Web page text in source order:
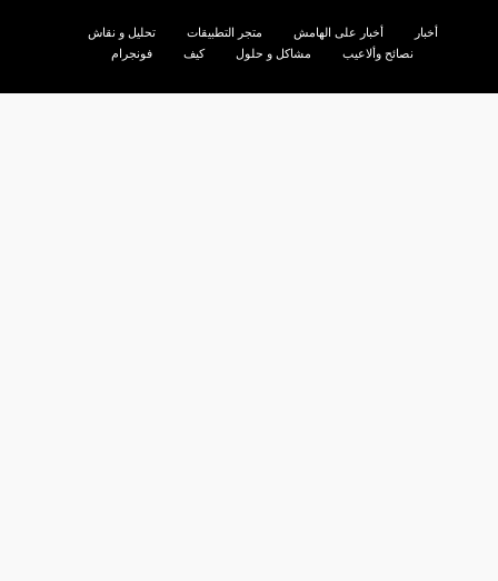
أخبار أخبار على الهامش متجر التطبيقات
تحليل و نقاش
نصائح وألاعيب
مشاكل و حلول كيف فونجرام